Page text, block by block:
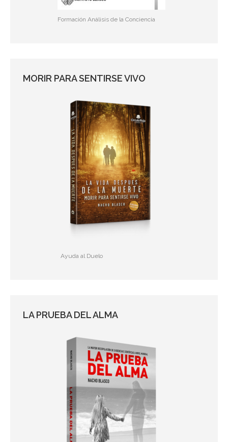
Formación Análisis de la Conciencia
MORIR PARA SENTIRSE VIVO
Ayuda al Duelo
LA PRUEBA DEL ALMA